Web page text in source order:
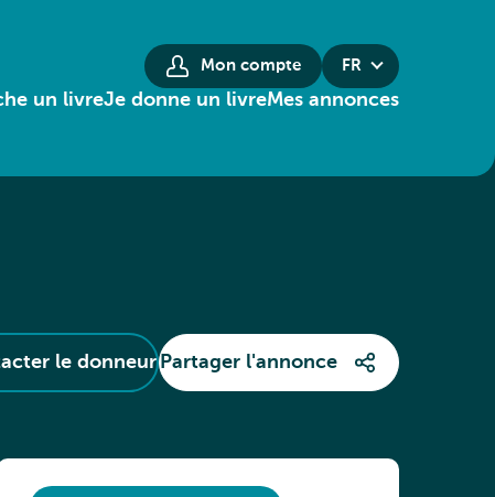
Mon compte FR
un livreJe donne un livreMes annonces
le donneur Partager l'annonce